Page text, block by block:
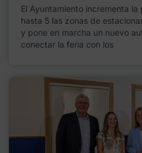
El Ayuntamiento incrementa
hasta 5 las zonas de
y pone en marcha un nuevo
conectar la feria con los